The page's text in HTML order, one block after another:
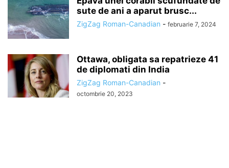
sute de ani a aparut brusc...
ZigZag Roman-Canadian - februarie 7, 2024
Ottawa, obligata sa repatrieze 41
de diplomati din India
ZigZag Roman-Canadian -
octombrie 20, 2023